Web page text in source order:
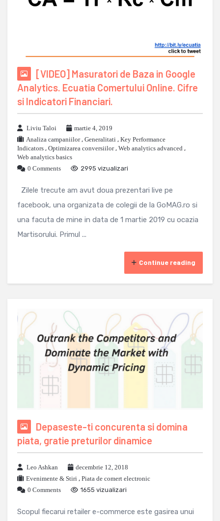
[VIDEO] Masuratori de Baza in Google
Analytics. Ecuatia Comertului Online. Cifre
si Indicatori Financiari.
Liviu Taloi
martie 4, 2019
Analiza campaniilor, Generalitati , Key Performance
Indicators , Optimizarea conversiilor, Web analytics advanced ,
Web analytics basics
0 Comments
2995 vizualizari
Zilele trecute am avut doua prezentari live pe
facebook, una organizata de colegii de la GoMAG.ro si
una facuta de mine in data de 1 martie 2019 cu ocazia
Martisorului. Primul ...
Continue reading
Depaseste-ti concurenta si domina
piata, gratie preturilor dinamice
Leo Ashkan
decembrie 12, 2018
Evenimente & Stiri , Piata de comert electronic
0 Comments
1655 vizualizari
Scopul fiecarui retailer e-commerce este gasirea unui